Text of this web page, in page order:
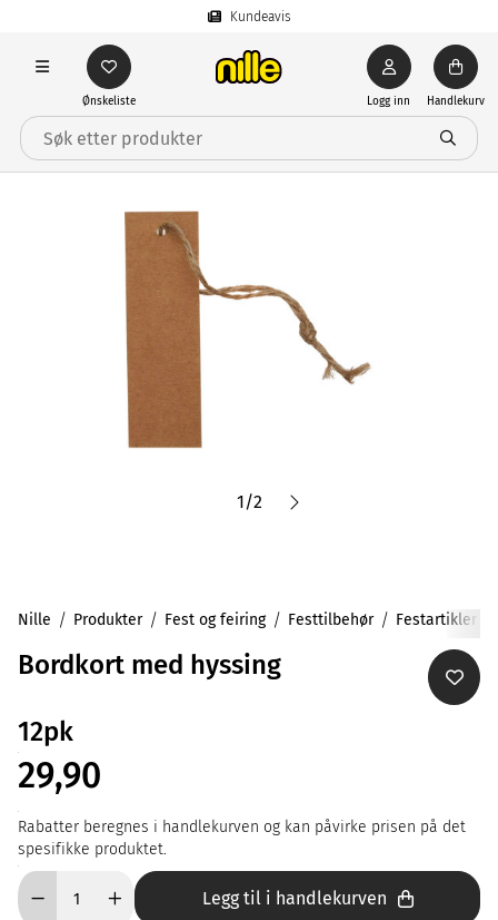
Kundeavis
Ønskeliste Logg inn Handlekurv
1/2
Nille Produkter Fest og feiring Festtilbehør Festartikler
Bordkort med hyssing
12pk
29,90
Rabatter beregnes i handlekurven og kan påvirke prisen på det
spesifikke produktet.
Legg til i handlekurven